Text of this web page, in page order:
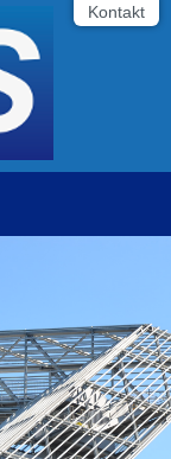
Kontakt